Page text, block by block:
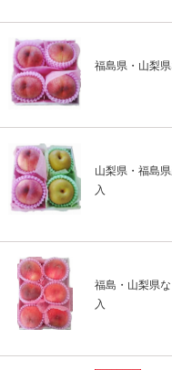
福島県・山梨
山梨県・福島
入
福島・山梨県
入